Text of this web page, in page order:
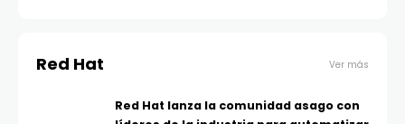
Red Hat Ver más
Red Hat lanza la comunidad asago con